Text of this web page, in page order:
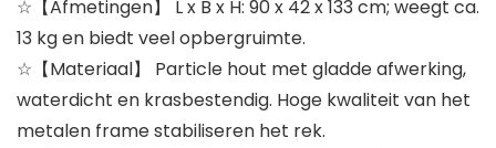
☆【Afmetingen】 L x B x H: 90 x 42 x 133 cm; weegt ca.
13 kg en biedt veel opbergruimte.
☆【Materiaal】 Particle hout met gladde afwerking,
waterdicht en krasbestendig. Hoge kwaliteit van het
metalen frame stabiliseren het rek.